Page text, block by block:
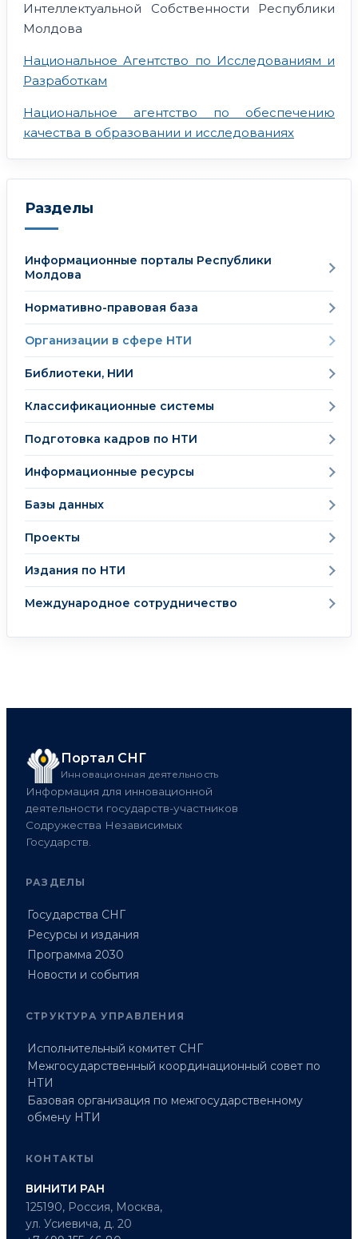
Интеллектуальной Собственности Республики
Молдова
Национальное Агентство по Исследованиям и
Разработкам
Национальное агентство по обеспечению
качества в образовании и исследованиях
Разделы
Информационные порталы Республики
Молдова
Нормативно-правовая база
Организации в сфере НТИ
Библиотеки, НИИ
Классификационные системы
Подготовка кадров по НТИ
Информационные ресурсы
Базы данных
Проекты
Издания по НТИ
Международное сотрудничество
Портал СНГ
Инновационная деятельность
Информация для инновационной
деятельности государств-участников
Содружества Независимых
Государств.
РАЗДЕЛЫ
Государства СНГ
Ресурсы и издания
Программа 2030
Новости и события
СТРУКТУРА УПРАВЛЕНИЯ
Исполнительный комитет СНГ
Межгосударственный координационный совет по
НТИ
Базовая организация по межгосударственному
обмену НТИ
КОНТАКТЫ
ВИНИТИ РАН
125190, Россия, Москва,
ул. Усиевича, д. 20